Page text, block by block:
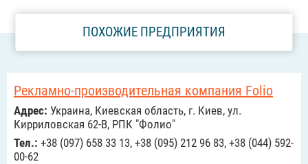
ПОХОЖИЕ ПРЕДПРИЯТИЯ
Рекламно-производительная компания Folio
Адрес: Украина, Киевская область, г. Киев, ул.
Кирриловская 62-В, РПК "Фолио"
Тел.: +38 (097) 658 33 13, +38 (095) 212 96 83, +38 (044) 592-
00-62